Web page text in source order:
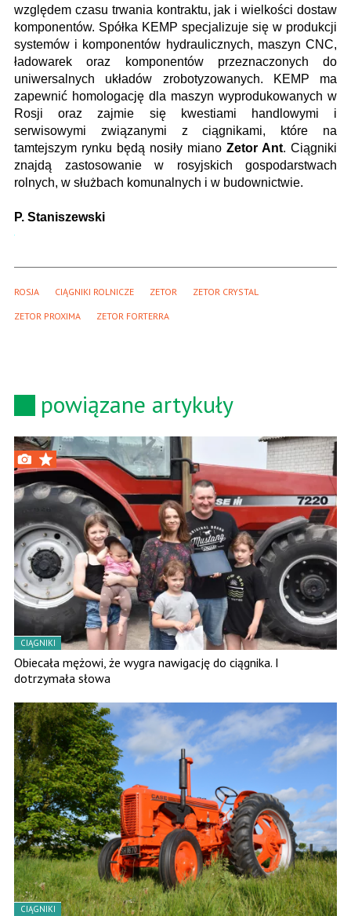
względem czasu trwania kontraktu, jak i wielkości dostaw
komponentów. Spółka KEMP specjalizuje się w produkcji
systemów i komponentów hydraulicznych, maszyn CNC,
ładowarek oraz komponentów przeznaczonych do
uniwersalnych układów zrobotyzowanych. KEMP ma
zapewnić homologację dla maszyn wyprodukowanych w
Rosji oraz zajmie się kwestiami handlowymi i
serwisowymi związanymi z ciągnikami, które na
tamtejszym rynku będą nosiły miano Zetor Ant. Ciągniki
znajdą zastosowanie w rosyjskich gospodarstwach
rolnych, w służbach komunalnych i w budownictwie.
P. Staniszewski
ROSJA CIĄGNIKI ROLNICZE ZETOR ZETOR CRYSTAL
ZETOR PROXIMA ZETOR FORTERRA
powiązane artykuły
CIĄGNIKI
Obiecała mężowi, że wygra nawigację do ciągnika. I
dotrzymała słowa
CIĄGNIKI